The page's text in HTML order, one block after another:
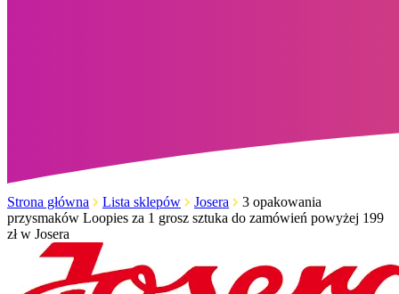
Strona główna Lista sklepów Josera
3 opakowania
przysmaków Loopies za 1 grosz sztuka do zamówień powyżej 199
zł w Josera